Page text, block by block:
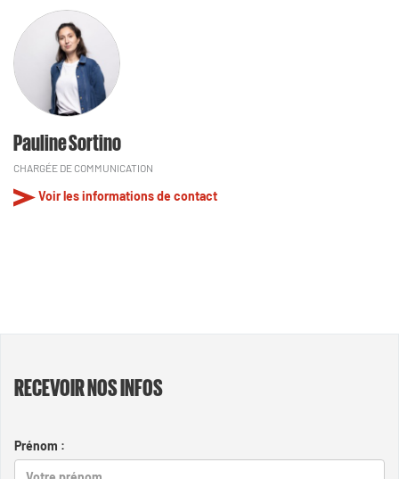
Pauline Sortino
CHARGÉE DE COMMUNICATION
Voir les informations de contact
RECEVOIR NOS INFOS
Prénom :